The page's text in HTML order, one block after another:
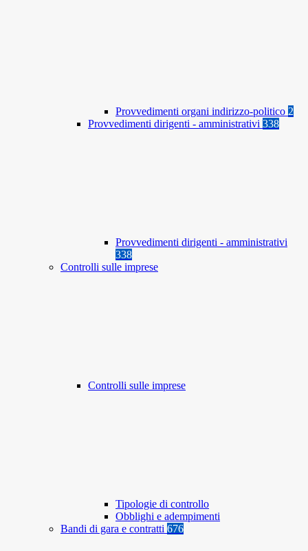
Provvedimenti organi indirizzo-politico 2
Provvedimenti dirigenti - amministrativi 338
Provvedimenti dirigenti - amministrativi
338
Controlli sulle imprese
Controlli sulle imprese
Tipologie di controllo
Obblighi e adempimenti
Bandi di gara e contratti 676